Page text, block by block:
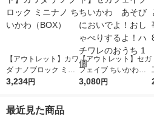
【アウトレット】カワ
ダ ナノブロック ミニ
ナノ ちいかわ（BO
3,234円
【アウトレット】セガ
フェイブ ちいかわ
あそびにおいでよ！お
3,080円
最近見た商品